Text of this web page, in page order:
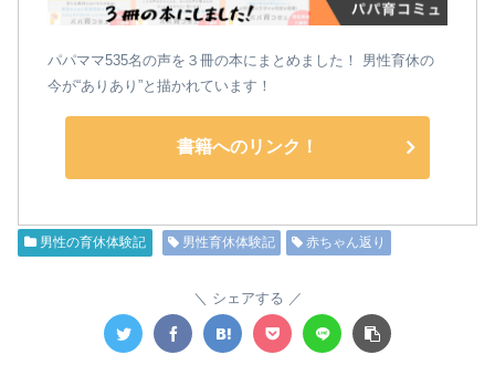
パパママ535名の声を３冊の本にまとめました！ 男性育休の
今が“ありあり”と描かれています！
書籍へのリンク！
男性の育休体験記 男性育休体験記 赤ちゃん返り
シェアする